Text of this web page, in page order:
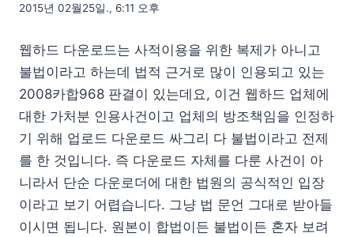
2015년 02월25일., 6:11 오후
웹하드 다운로드는 사적이용을 위한 복제가 아니고
불법이라고 하는데 법적 근거로 많이 인용되고 있는
2008카합968 판결이 있는데요, 이건 웹하드 업체에
대한 가처분 인용사건이고 업체의 방조책임을 인정하
기 위해 업로드 다운로드 싸그리 다 불법이라고 전제
를 한 것입니다. 즉 다운로드 자체를 다룬 사건이 아
니라서 단순 다운로더에 대한 법원의 공식적인 입장
이라고 보기 어렵습니다. 그냥 법 문언 그대로 받아들
이시면 됩니다. 원본이 합법이든 불법이든 혼자 보려